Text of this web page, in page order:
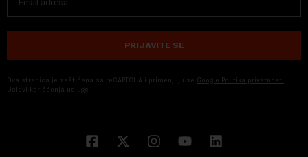
PRIJAVITE SE
Ova stranica je zaštićena sa reCAPTCHA i primenjuju se Google Politika privatnosti i
Uslovi korišćenja usluge